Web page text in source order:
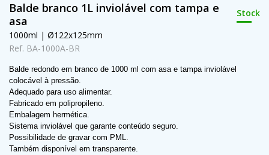
Balde branco 1L inviolável com tampa e
asa
Stock
1000ml | Ø122x125mm
Ref. BA-1000A-BR
Balde redondo em branco de 1000 ml com asa e tampa inviolável
colocável à pressão.
Adequado para uso alimentar.
Fabricado em polipropileno.
Embalagem hermética.
Sistema inviolável que garante conteúdo seguro.
Possibilidade de gravar com PML.
Também disponível em transparente.